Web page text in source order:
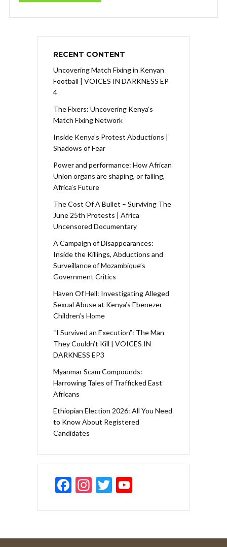
RECENT CONTENT
Uncovering Match Fixing in Kenyan
Football | VOICES IN DARKNESS EP
4
The Fixers: Uncovering Kenya’s
Match Fixing Network
Inside Kenya’s Protest Abductions |
Shadows of Fear
Power and performance: How African
Union organs are shaping, or failing,
Africa’s Future
The Cost Of A Bullet – Surviving The
June 25th Protests | Africa
Uncensored Documentary
A Campaign of Disappearances:
Inside the Killings, Abductions and
Surveillance of Mozambique’s
Government Critics
Haven Of Hell: Investigating Alleged
Sexual Abuse at Kenya’s Ebenezer
Children’s Home
“I Survived an Execution”: The Man
They Couldn’t Kill | VOICES IN
DARKNESS EP3
Myanmar Scam Compounds:
Harrowing Tales of Trafficked East
Africans
Ethiopian Election 2026: All You Need
to Know About Registered
Candidates
F
e
b
In
a
gr
T
itt
er
u
T